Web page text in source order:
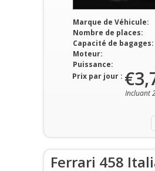
Marque de Véhicule:
Nombre de places:
Capacité de bagages:
Moteur:
Puissance:
Prix par jour :
Incluant
Ferrari 458